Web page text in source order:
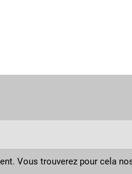
Vous trouverez pour cela